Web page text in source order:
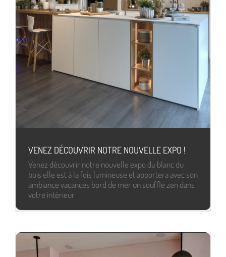
VENEZ DÉCOUVRIR NOTRE NOUVELLE EXPO !
Venez découvrir notre nouvelle expo du blanc du
bois elle est à la fois lumineuse et apportera avec son
ambiance vacances bord de mer un souffle zen dans
votre intérieur